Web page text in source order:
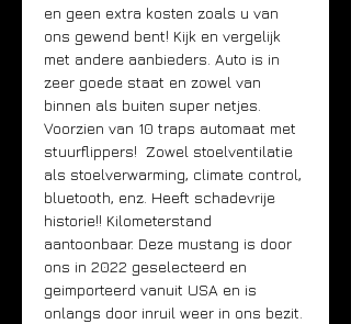
en geen extra kosten zoals u van
ons gewend bent! Kijk en vergelijk
met andere aanbieders. Auto is in
zeer goede staat en zowel van
binnen als buiten super netjes.
Voorzien van 10 traps automaat met
stuurflippers!  Zowel stoelventilatie
als stoelverwarming, climate control,
bluetooth, enz. Heeft schadevrije
historie!! Kilometerstand
aantoonbaar. Deze mustang is door
ons in 2022 geselecteerd en
geimporteerd vanuit USA en is
onlangs door inruil weer in ons bezit.